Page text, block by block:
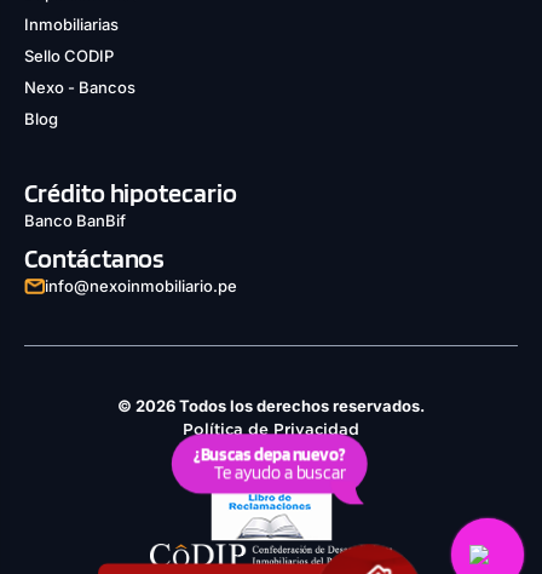
Inmobiliarias
Sello CODIP
Nexo - Bancos
Blog
Crédito hipotecario
Banco BanBif
Contáctanos
info@nexoinmobiliario.pe
© 2026 Todos los derechos reservados.
Política de Privacidad
Derechos ARCO
Política de Cookies
¿Buscas depa nuevo?
Te ayudo a buscar